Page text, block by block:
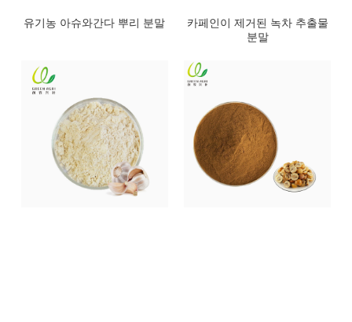
유기농 아슈와간다 뿌리 분말
카페인이 제거된 녹차 추출물
분말